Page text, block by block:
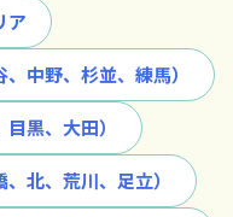
ア
中野、杉並、練馬）
黒、大田）
北、荒川、足立）